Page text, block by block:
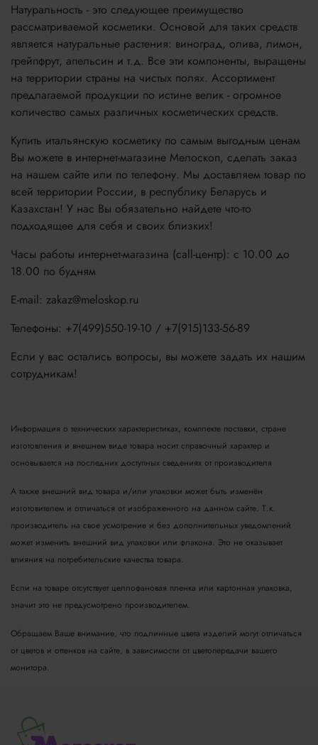
Натуральность - это следующее преимущество
рассматриваемой косметики. Основой для таких средств
является натуральные растения: виноград, олива, лимон,
грейпфрут, апельсин и т.д. Все эти компоненты, выращены
на территории страны на чистых полях. Ассортимент
предлагаемой продукции по истине велик - огромное
количество самых различных косметических средств.
Купить итальянскую косметику по самым выгодным ценам
Вы можете в интернет-магазине Мелоскоп, сделать заказ
на нашем сайте или по телефону. Мы доставляем товар по
всей территории России, в республику Беларусь и
Казахстан! У нас Вы обязательно найдете что-то
подходящее для себя и своих близких!
Часы работы интернет-магазина (call-центр): с 10.00 до
18.00 по будням
E-mail: zakaz@meloskop.ru
Телефоны: +7(499)550-19-10 / +7(915)133-56-89
Если у вас остались вопросы, вы можете задать их нашим
сотрудникам!
Информация о технических характеристиках, комплекте поставки, стране
изготовления и внешнем виде товара носит справочный характер и
основывается на последних доступных сведениях от производителя
А также внешний вид товара и/или упаковки может быть изменён
изготовителем и отличаться от изображенного на данном сайте. Т.к.
производитель на свое усмотрение и без дополнительных уведомлений
может изменить внешний вид упаковки или флакона. Это не оказывает
влияния на потребительские качества товара.
Если на товаре отсутствует целлофановая пленка или картонная упаковка,
значит это не предусмотрено производителем.
Обращаем Ваше внимание, что подлинные цвета изделий могут отличаться
от цветов и оттенков на сайте, в зависимости от цветопередачи вашего
монитора.